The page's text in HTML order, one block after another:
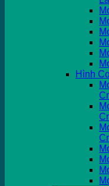
Hình